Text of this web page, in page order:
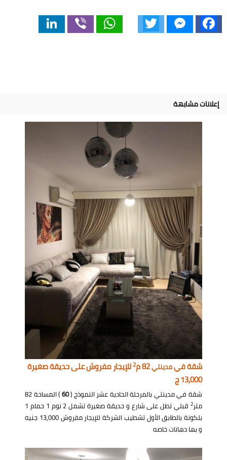
Facebook
Messenger
WhatsApp
إعلانات مشابهة
شقة فيمدينتي 2للإيجار مفروش على حديقة صغيرة
13,000 ج
شقة في مدينتي بالمرحلة الحادية عشر النموذج (60
) المساحة 82
متر2
قبلي تطل على شارع و حديقة صغيرة تشمل 2 نوم 1 حمام 1
بلكونة بالطابق الأول تشطيب الشركة للإيجار مفروش 13,000 جنيه
و بها دهانات خاصه